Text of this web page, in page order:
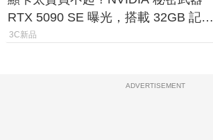
RTX 5090 SE 曝光，搭載 32GB 記憶
體
3C新品
ADVERTISEMENT